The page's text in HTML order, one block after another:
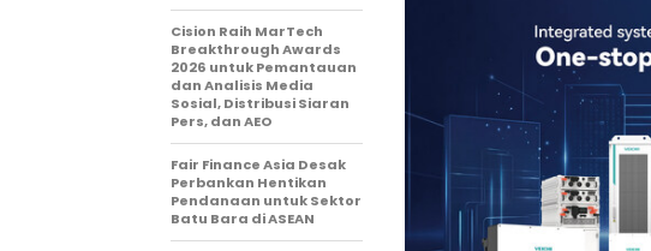
Cision Raih MarTech
Breakthrough Awards
2026 untuk Pemantauan
dan Analisis Media
Sosial, Distribusi Siaran
Pers, dan AEO
Fair Finance Asia Desak
Perbankan Hentikan
Pendanaan untuk Sektor
Batu Bara di ASEAN